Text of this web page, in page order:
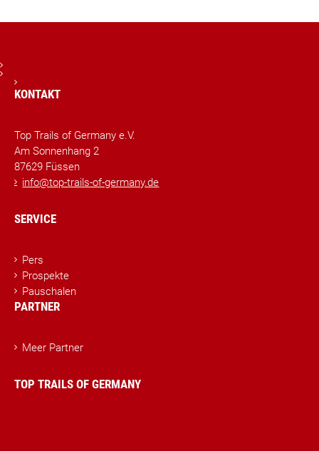
KONTAKT
Top Trails of Germany e.V.
Am Sonnenhang 2
87629 Füssen
info@top-trails-of-germany.de
SERVICE
Pers
Prospekte
Pauschalen
PARTNER
Meer Partner
TOP TRAILS OF GERMANY